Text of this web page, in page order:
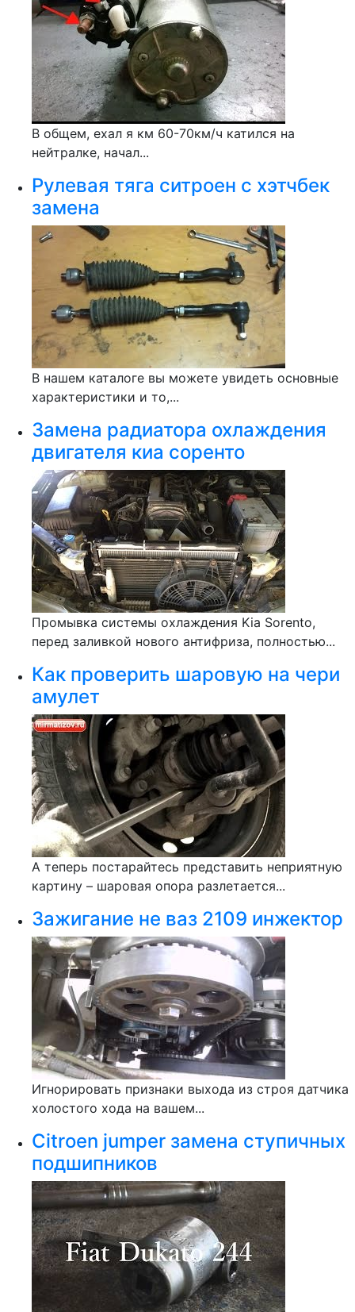
В общем, ехал я км 60-70км/ч катился на
нейтралке, начал...
Рулевая тяга ситроен с хэтчбек
замена
В нашем каталоге вы можете увидеть основные
характеристики и то,...
Замена радиатора охлаждения
двигателя киа соренто
Промывка системы охлаждения Kia Sorento,
перед заливкой нового антифриза, полностью...
Как проверить шаровую на чери
амулет
А теперь постарайтесь представить неприятную
картину – шаровая опора разлетается...
Зажигание не ваз 2109 инжектор
Игнорировать признаки выхода из строя датчика
холостого хода на вашем...
Citroen jumper замена ступичных
подшипников